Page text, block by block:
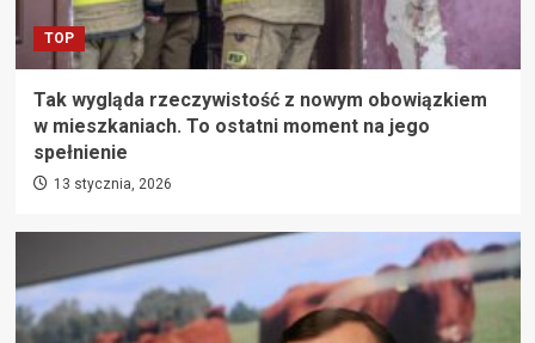
TOP
Tak wygląda rzeczywistość z nowym obowiązkiem
w mieszkaniach. To ostatni moment na jego
spełnienie
13 stycznia, 2026